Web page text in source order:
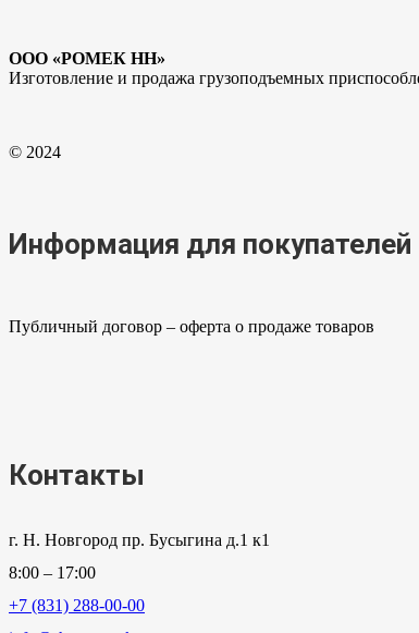
ООО «РОМЕК НН»
Изготовление и продажа грузоподъемных
© 2024
Информация для покупателей
Публичный договор – оферта о продаже товаров
Контакты
г. Н. Новгород пр. Бусыгина д.1 к1
8:00 – 17:00
+7 (831) 288-00-00